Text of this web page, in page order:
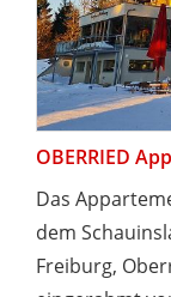
OBERRIED
Das
dem
Freiburg,